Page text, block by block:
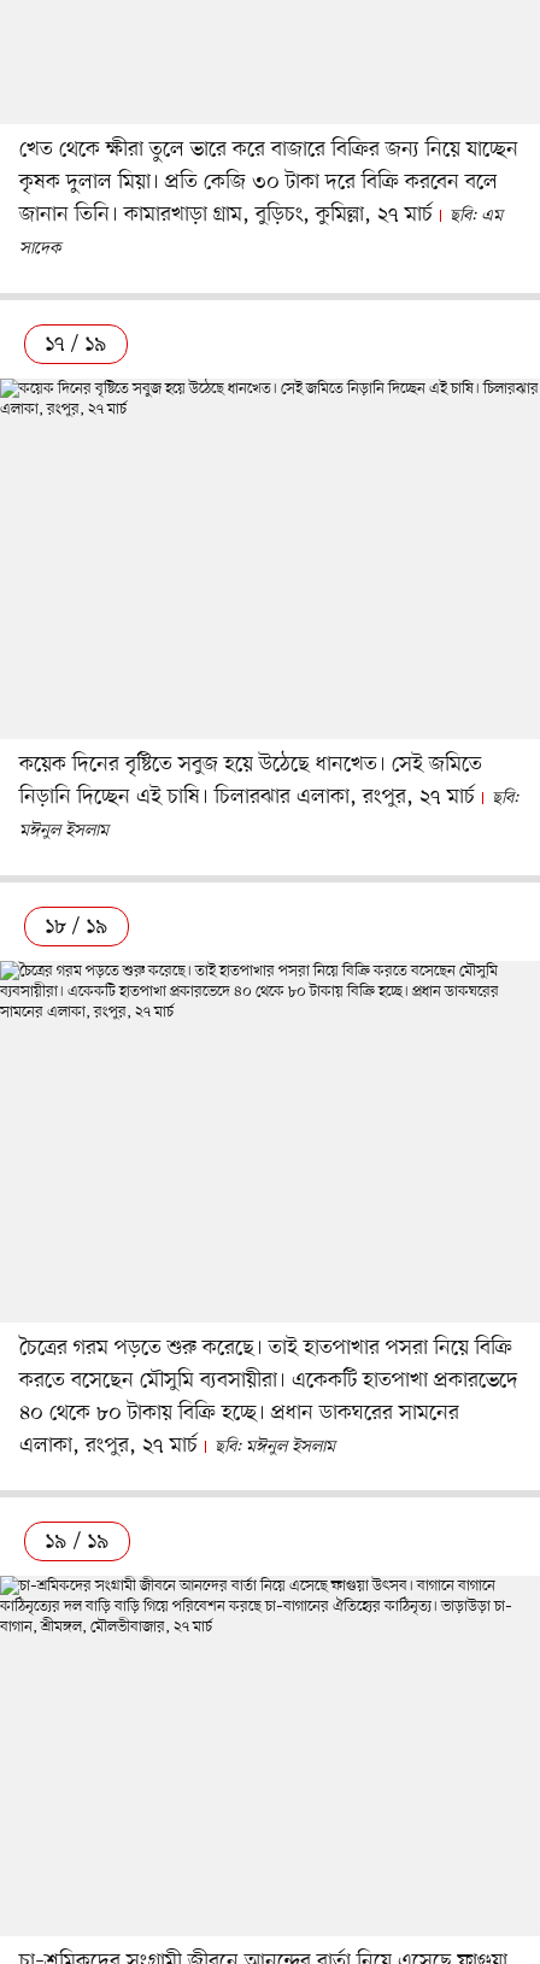
খেত থেকে ক্ষীরা তুলে ভারে করে বাজারে বিক্রির জন্য নিয়ে যাচ্ছেন
কৃষক দুলাল মিয়া। প্রতি কেজি ৩০ টাকা দরে বিক্রি করবেন বলে
জানান তিনি। কামারখাড়া গ্রাম, বুড়িচং, কুমিল্লা, ২৭ মার্চ
ছবি: এম
সাদেক
১৭ / ১৯
কয়েক দিনের বৃষ্টিতে সবুজ হয়ে উঠেছে ধানখেত। সেই জমিতে
নিড়ানি দিচ্ছেন এই চাষি। চিলারঝার এলাকা, রংপুর, ২৭ মার্চ
ছবি:
মঈনুল ইসলাম
১৮ / ১৯
চৈত্রের গরম পড়তে শুরু করেছে। তাই হাতপাখার পসরা নিয়ে বিক্রি
করতে বসেছেন মৌসুমি ব্যবসায়ীরা। একেকটি হাতপাখা প্রকারভেদে
৪০ থেকে ৮০ টাকায় বিক্রি হচ্ছে। প্রধান ডাকঘরের সামনের
এলাকা, রংপুর, ২৭ মার্চ
ছবি: মঈনুল ইসলাম
১৯ / ১৯